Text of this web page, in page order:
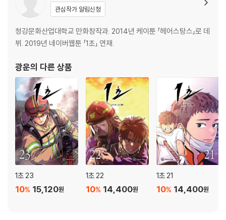
5화 레펠 훈련 (2) 132
7화 레펠 훈련 (4) 174
8화 소방학교 화재지원 (1) 198
9화 220
10화 244
11화 261
12화 284
13화 300
후기 318
관심작가 알림신청
청강문화산업대학교 만화창작과. 2014년 케이툰 「헤어스탕스」로 데
뷔. 2019년 네이버웹툰 「1초」 연재.
광운의 다른 상품
1초 23
15,120원
10%
1초 22
14,400원
10%
1초 21
14,400원
10%